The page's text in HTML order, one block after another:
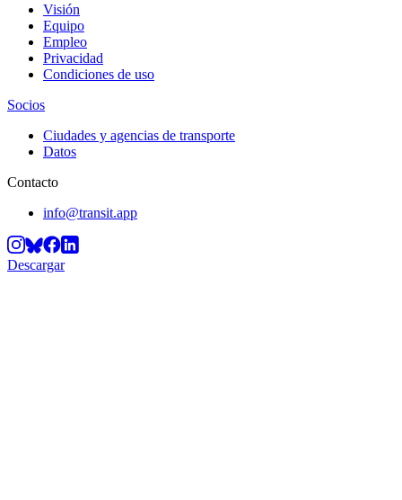
Visión
Equipo
Empleo
Privacidad
Condiciones de uso
Socios
Ciudades y agencias de transporte
Datos
Contacto
info@transit.app
Descargar